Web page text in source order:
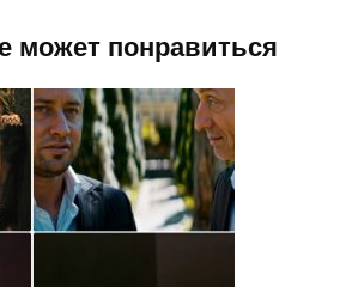
может понравиться